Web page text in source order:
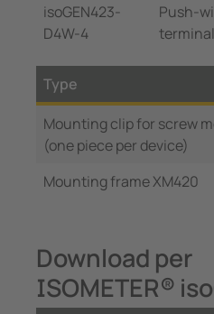
isoGEN423-
D4W-4
Push-
terminal
Type
Mounting clip for screw
(one piece per device)
Mounting frame XM420
Download per
ISOMETER®